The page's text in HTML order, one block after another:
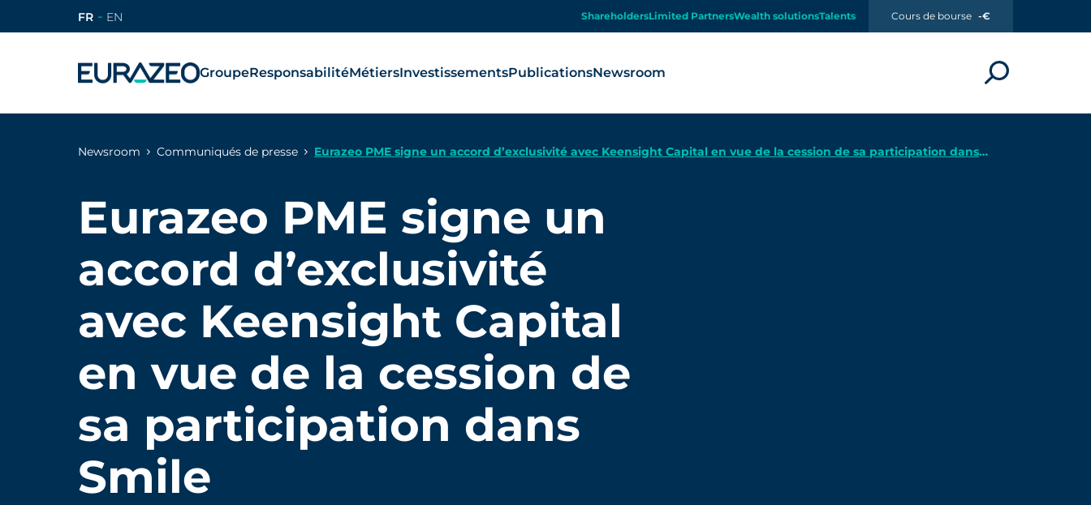
FR EN ShareholdersLimited PartnersWealth solutionsTalents Cours de bourse -€
GroupeResponsabilitéMétiersInvestissementsPublicationsNewsroom
Newsroom Communiqués de presse
Eurazeo PME signe un accord d’exclusivité avec Keensight Capital en vue de la cession de sa participation dans
Eurazeo PME signe un
accord d’exclusivité
avec Keensight Capital
en vue de la cession de
sa participation dans
Smile